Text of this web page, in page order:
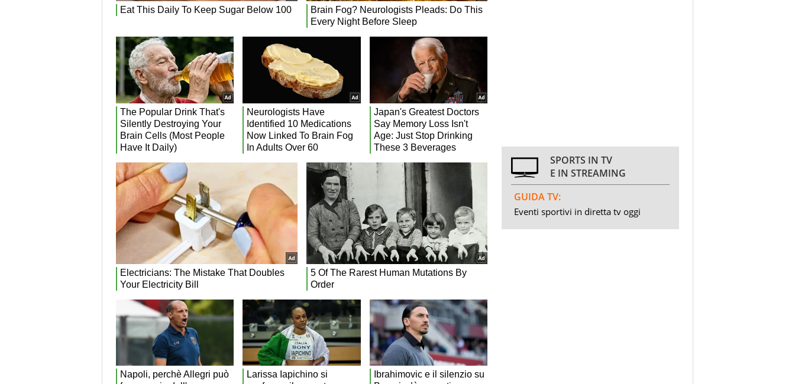
SPORTS IN TV
E IN STREAMING
GUIDA TV:
Eventi sportivi in diretta tv oggi